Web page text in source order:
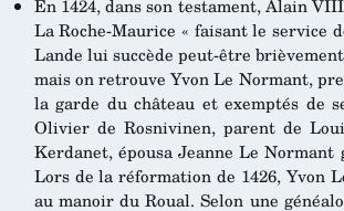
En 1424, dans son testament, Alain
La Roche-Maurice « faisant le service
Lande lui succède peut-être
mais on retrouve Yvon Le Normant,
la garde du château et exemptés de
Olivier de Rosnivinen, parent de
Kerdanet, épousa Jeanne Le
Lors de la réformation de 1426, Yvon
au manoir du Roual. Selon une